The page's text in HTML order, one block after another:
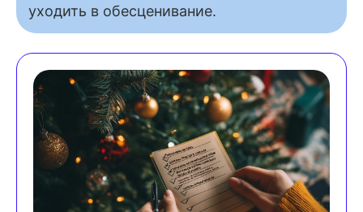
уходить в обесценивание.